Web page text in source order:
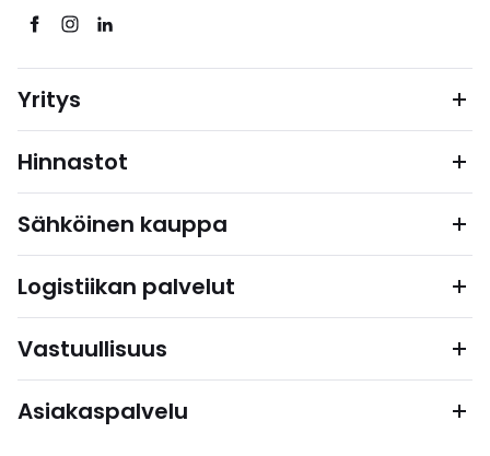
Yritys
Hinnastot
Sähköinen kauppa
Logistiikan palvelut
Vastuullisuus
Asiakaspalvelu